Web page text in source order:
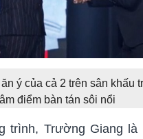
ý của cả 2 trên sân khấu
điểm bàn tán sôi nổi
trình, Trường Giang là